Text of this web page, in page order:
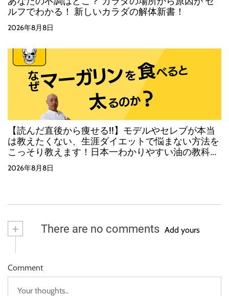
ルフでわかる！ 新しいカラダの解体新書！
2026年8月8日
【読んだ直後から痩せる!!】モデルやセレブが本当
は教えたくない、生涯ダイエットで悩まない方法を
こっそり教えます！日本一わかりやすい油の教科
書！
2026年8月8日
+ There are no comments Add yours
Comment